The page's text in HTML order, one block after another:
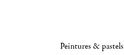
Peintures & pastels